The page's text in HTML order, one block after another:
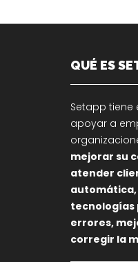
QUÉ ES
Setapp tiene
apoyar a
mejorar su
atender
tecnologías
errores,
corregir la